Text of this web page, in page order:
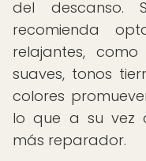
del descanso.
recomienda
relajantes,
suaves, tonos
colores
lo que a su vez
más reparador.